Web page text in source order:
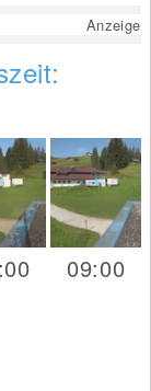
Anzeige
09:00